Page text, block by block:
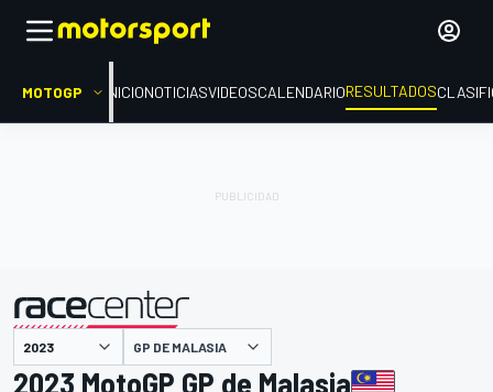
MOTOGP INICIONOTICIASVIDEOSCALENDARIORESULTADOS
presentado por GP DE MALASIA
2023 MotoGP GP de Malasia